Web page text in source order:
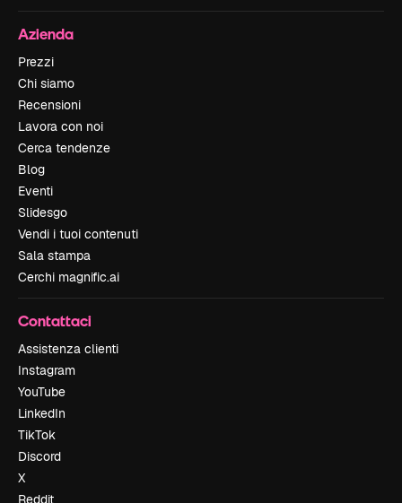
Azienda
Prezzi
Chi siamo
Recensioni
Lavora con noi
Cerca tendenze
Blog
Eventi
Slidesgo
Vendi i tuoi contenuti
Sala stampa
Cerchi magnific.ai
Contattaci
Assistenza clienti
Instagram
YouTube
LinkedIn
TikTok
Discord
X
Reddit